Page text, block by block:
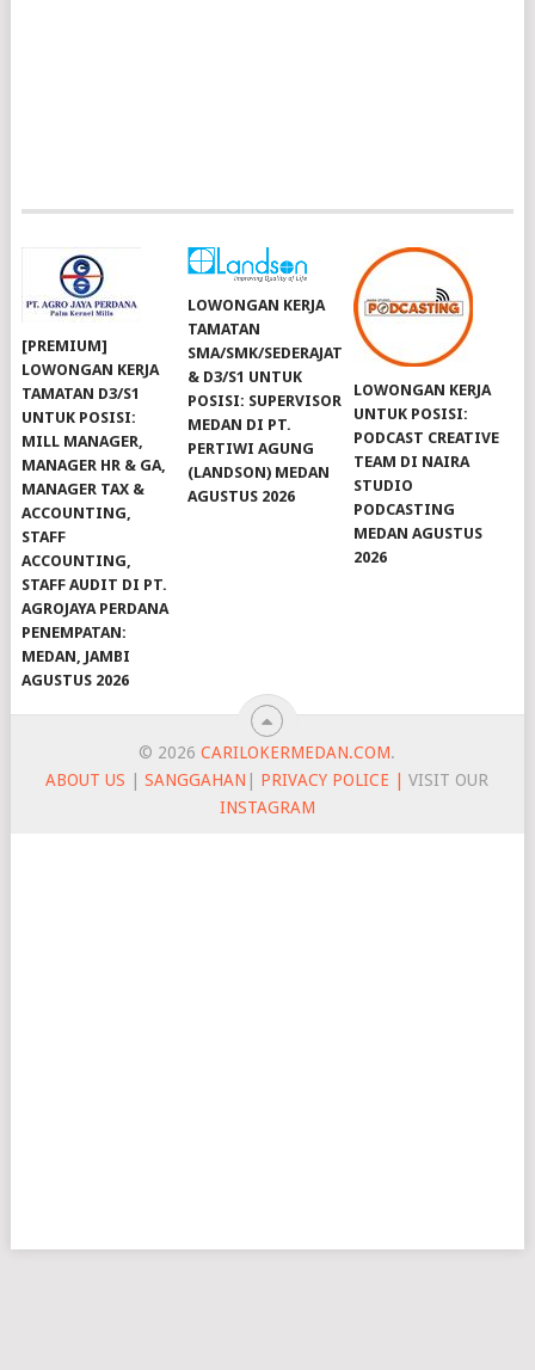
[PREMIUM]
LOWONGAN KERJA
TAMATAN D3/S1
UNTUK POSISI:
MILL MANAGER,
MANAGER HR & GA,
MANAGER TAX &
ACCOUNTING,
STAFF
ACCOUNTING,
STAFF AUDIT DI PT.
AGROJAYA PERDANA
PENEMPATAN:
MEDAN, JAMBI
AGUSTUS 2026
LOWONGAN KERJA
TAMATAN
SMA/SMK/SEDERAJAT
& D3/S1 UNTUK
POSISI: SUPERVISOR
MEDAN DI PT.
PERTIWI AGUNG
(LANDSON) MEDAN
AGUSTUS 2026
LOWONGAN KERJA
UNTUK POSISI:
PODCAST CREATIVE
TEAM DI NAIRA
STUDIO
PODCASTING
MEDAN AGUSTUS
2026
© 2026CARILOKERMEDAN.COM.
ABOUT US |SANGGAHAN PRIVACY POLICE |
VISIT OUR
INSTAGRAM